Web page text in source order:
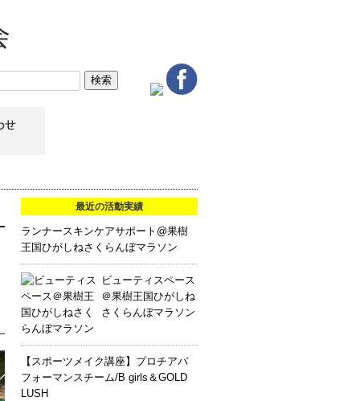
最近の活動実績
ランナースキンケアサポート@果樹
王国ひがしねさくらんぼマラソン
ビューティスペース
＠果樹王国ひがしね
さくらんぼマラソン
【スポーツメイク講座】プロチアパ
フォーマンスチーム/B girls＆GOLD
LUSH